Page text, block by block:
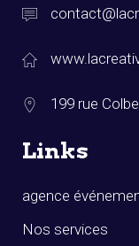
199 rue
Links
agence
Nos services